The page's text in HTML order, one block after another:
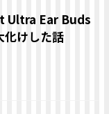
Ultra Ear Buds
けした話